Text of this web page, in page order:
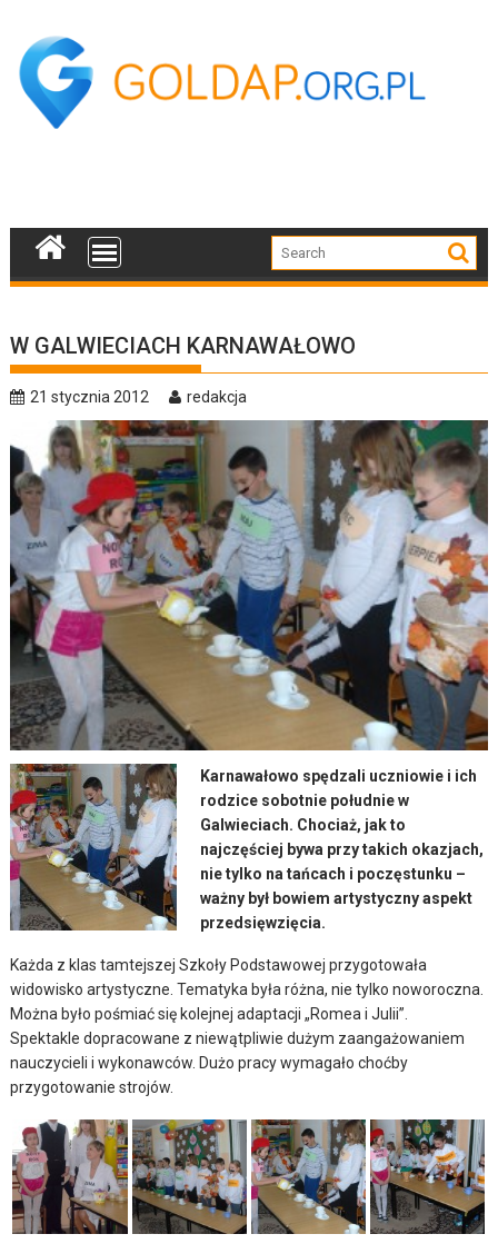
content
W GALWIECIACH KARNAWAŁOWO
21 stycznia 2012 redakcja
Karnawałowo spędzali uczniowie i ich
rodzice sobotnie południe w
Galwieciach. Chociaż, jak to
najczęściej bywa przy takich okazjach,
nie tylko na tańcach i poczęstunku –
ważny był bowiem artystyczny aspekt
przedsięwzięcia.
Każda z klas tamtejszej Szkoły Podstawowej przygotowała
widowisko artystyczne. Tematyka była różna, nie tylko noworoczna.
Można było pośmiać się kolejnej adaptacji „Romea i Julii”.
Spektakle dopracowane z niewątpliwie dużym zaangażowaniem
nauczycieli i wykonawców. Dużo pracy wymagało choćby
przygotowanie strojów.